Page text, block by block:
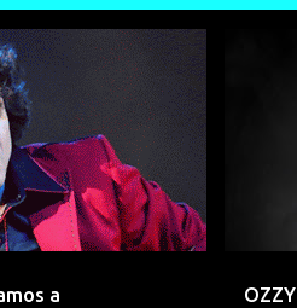
a
DAVE GAHAN +10
OZZY